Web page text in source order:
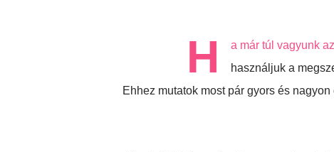
H
a már túl vagyunk
használjuk a
Ehhez mutatok most pár gyors és nagyon